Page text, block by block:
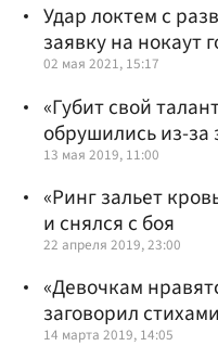
Удар локтем с
заявку на нокаут
02 мая 2021, 15:17
«Губит свой
обрушились из-
13 мая 2019, 11:00
«Ринг зальет
и снялся с боя
22 апреля 2019, 23:00
«Девочкам
заговорил стихами
14 марта 2019, 14:05